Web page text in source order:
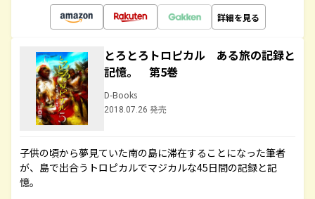
詳細を見る
とろとろトロピカル ある旅の記録と
記憶。 第5巻
D-Books
2018.07.26 発売
子供の頃から夢見ていた南の島に滞在することになった筆者
が、島で出合うトロピカルでマジカルな45日間の記録と記
憶。